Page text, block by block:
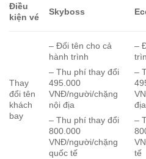
Điều
kiện vé
Skyboss
Thay
đổi tên
khách
bay
– Đổi tên cho cả
hành trình
– Thu phí thay đổi
495.000
VNĐ/người/chặng
nội địa
– Thu phí thay đổi
800.000
VNĐ/người/chặng
quốc tế
–
–
địa
–